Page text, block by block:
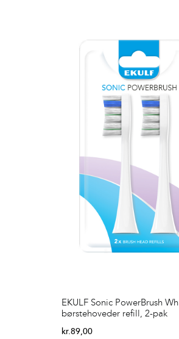
EKULF Sonic PowerBrush
børstehoveder refill, 2-pak
kr.89,00